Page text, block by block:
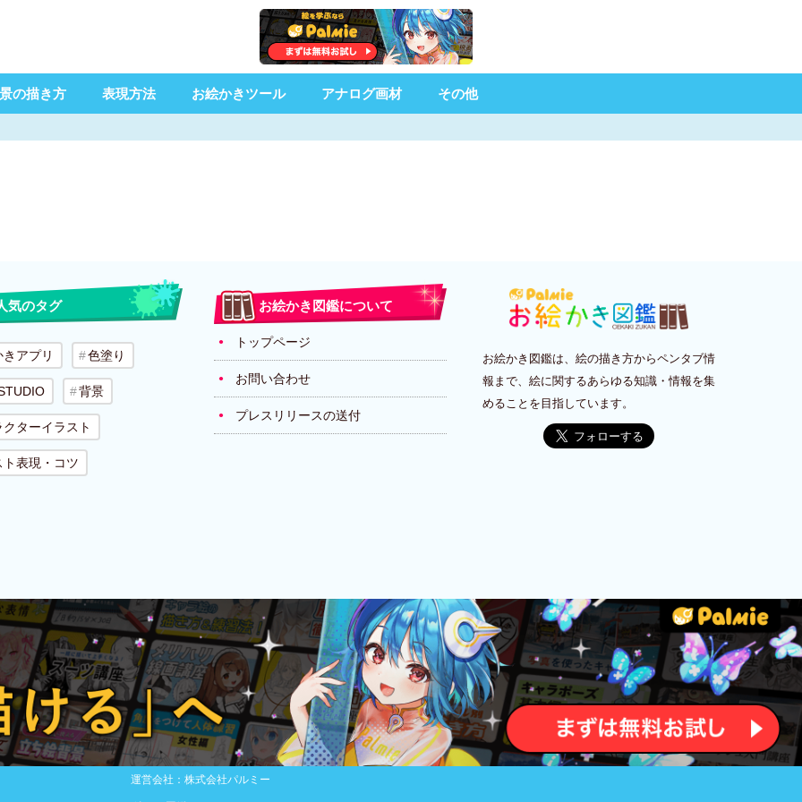
の描き方 表現方法 お絵かきツール アナログ画材 その他
気のタグ
アプリ 色塗り
背景
ターイラスト
ト表現・コツ
お絵かき図鑑について
トップページ
お問い合わせ
プレスリリースの送付
お絵かき図鑑は、絵の描き方からペンタブ情
報まで、絵に関するあらゆる知識・情報を集
めることを目指しています。
運営会社：株式会社パルミー